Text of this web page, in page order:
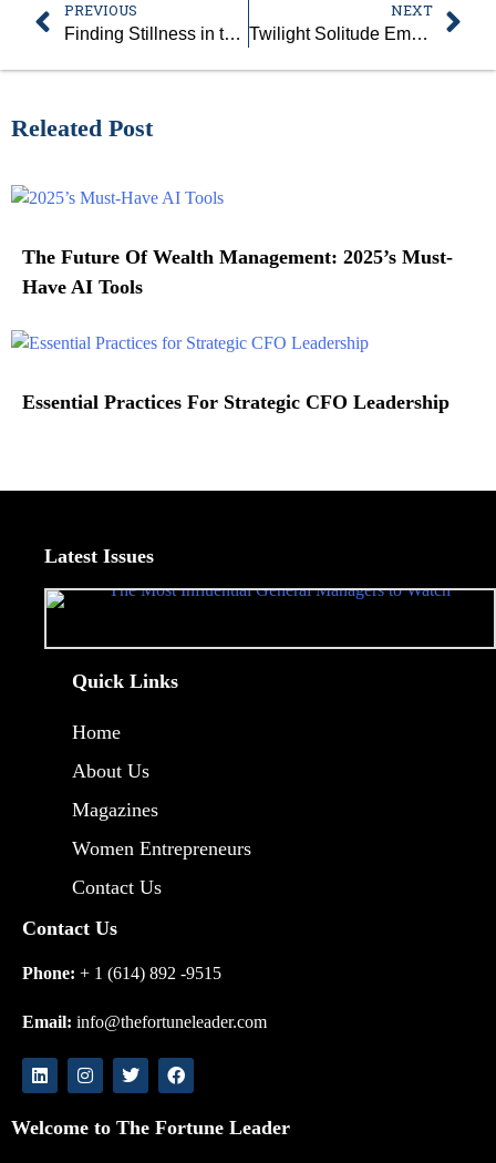
PREVIOUS
Finding Stillness in the Embrace of Nature
NEXT
Twilight Solitude Embracing the Calm Sea
Releated Post
The Future Of Wealth Management: 2025’s Must-
Have AI Tools
Essential Practices For Strategic CFO Leadership
Latest Issues
Quick Links
Home
About Us
Magazines
Women Entrepreneurs
Contact Us
Contact Us
Phone: + 1 (614) 892 -9515
Email: info@thefortuneleader.com
Welcome to The Fortune Leader